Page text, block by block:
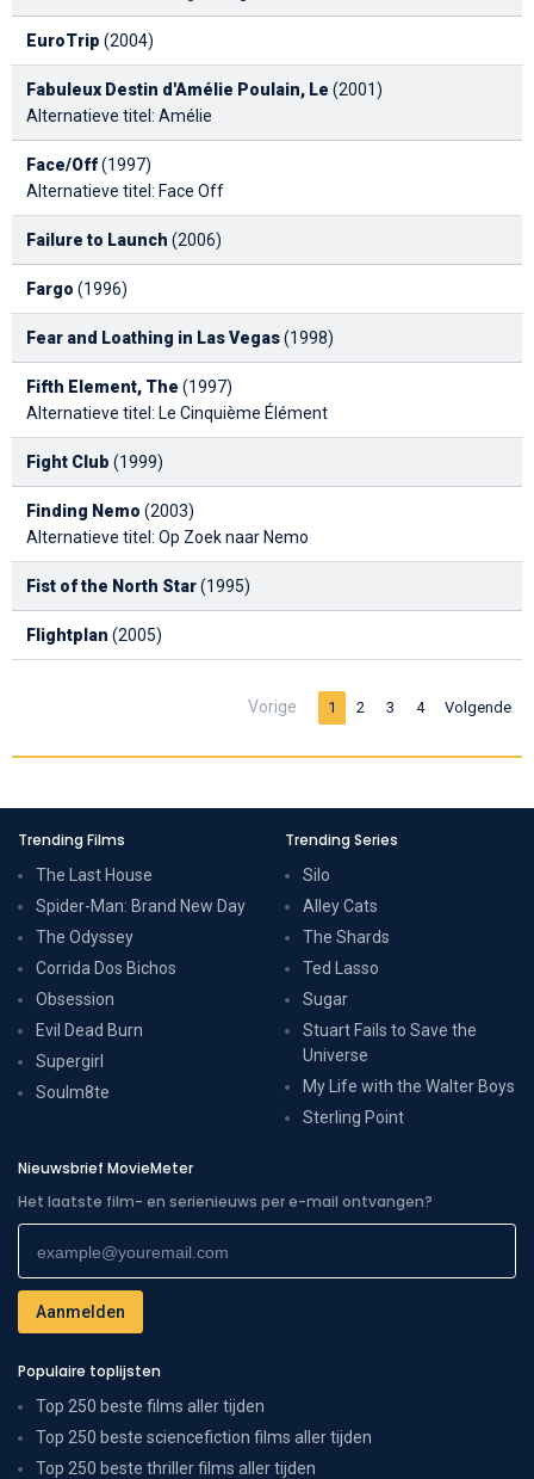
EuroTrip (2004)
Fabuleux Destin d'Amélie Poulain, Le (2001)
Alternatieve titel: Amélie
Face/Off(1997)
Alternatieve titel: Face Off
Failure to Launch (2006)
Fargo (1996)
Fear and Loathing in Las Vegas(1998)
Fifth Element, The (1997)
Alternatieve titel: Le Cinquième Élément
Fight Club (1999)
Finding Nemo (2003)
Alternatieve titel: Op Zoek naar Nemo
Fist of the North Star(1995)
Flightplan (2005)
Vorige 1 2 3 4 Volgende
Trending Films
The Last House
Spider-Man: Brand New Day
The Odyssey
Corrida Dos Bichos
Obsession
Evil Dead Burn
Supergirl
Soulm8te
Trending Series
Silo
Alley Cats
The Shards
Ted Lasso
Sugar
Stuart Fails to Save the
Universe
My Life with the Walter Boys
Sterling Point
Nieuwsbrief MovieMeter
Het laatste film- en serienieuws per e-mail ontvangen?
Populaire toplijsten
Top 250 beste films aller tijden
Top 250 beste sciencefiction films aller tijden
Top 250 beste thriller films aller tijden